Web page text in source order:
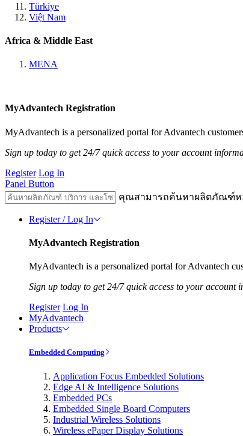
Türkiye
Việt Nam
Africa & Middle East
MENA
MyAdvantech Registration
MyAdvantech is a personalized portal for Advantech
Sign up today to get 24/7 quick access to your account
Register Log In
Panel Button
คุณสามารถค้นหาผลิตภัณฑ์ห
Register / Log In
MyAdvantech Registration
MyAdvantech is a personalized portal for Advantech
Sign up today to get 24/7 quick access to your account
Register Log In
MyAdvantech
Products
Embedded Computing
Application Focus Embedded Solutions
Edge AI & Intelligence Solutions
Embedded PCs
Embedded Single Board Computers
Industrial Wireless Solutions
Wireless ePaper Display Solutions